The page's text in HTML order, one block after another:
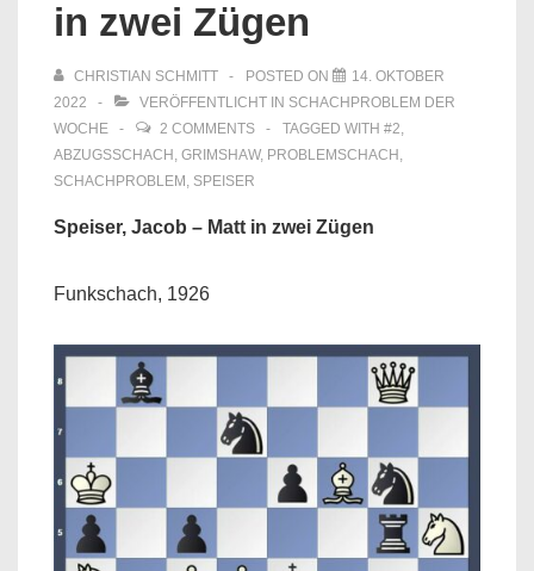
in zwei Zügen
CHRISTIAN SCHMITT POSTED ON
14. OKTOBER
2022
VERÖFFENTLICHT IN SCHACHPROBLEM DER
WOCHE
2 COMMENTS TAGGED WITH #2,
ABZUGSSCHACH , GRIMSHAW, PROBLEMSCHACH ,
SCHACHPROBLEM , SPEISER
Speiser, Jacob – Matt in zwei Zügen
Funkschach, 1926